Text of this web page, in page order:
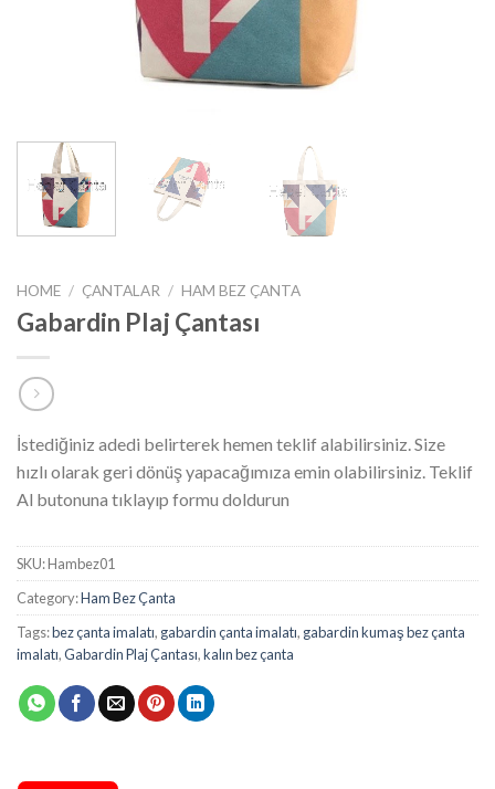
HOME / ÇANTALAR / HAM BEZ ÇANTA
Gabardin Plaj Çantası
İstediğiniz adedi belirterek hemen teklif alabilirsiniz. Size
hızlı olarak geri dönüş yapacağımıza emin olabilirsiniz. Teklif
Al butonuna tıklayıp formu doldurun
SKU:Hambez01
Category:Ham Bez Çanta
Tags:bez çanta imalatı, gabardin çanta imalatı, gabardin kumaş bez çanta
imalatı,Gabardin Plaj Çantası,kalın bez çanta